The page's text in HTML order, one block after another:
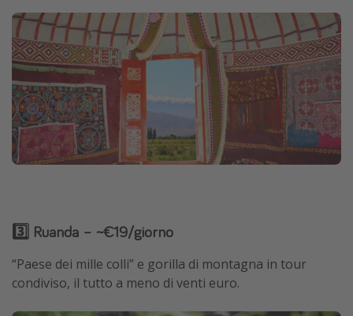
3️⃣ Ruanda – ~€19/giorno
“Paese dei mille colli” e gorilla di montagna in tour
condiviso, il tutto a meno di venti euro.